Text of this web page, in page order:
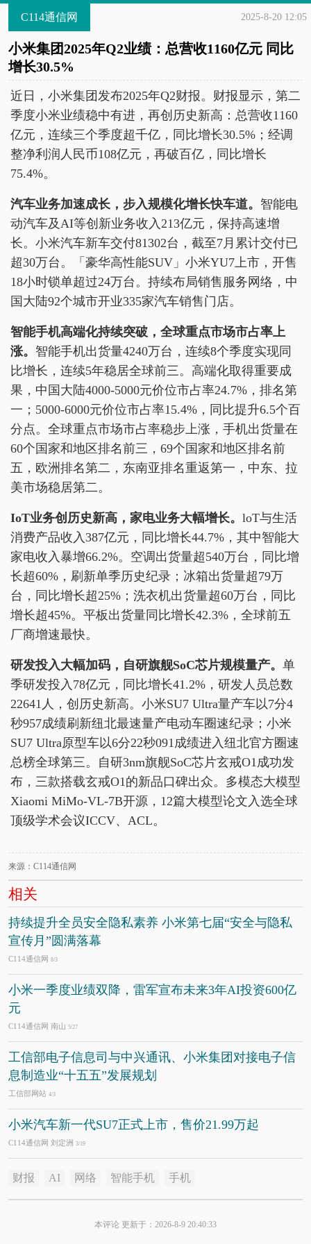
C114通信网 2025-8-20 12:05
小米集团2025年Q2业绩：总营收1160亿元 同比
增长30.5%
近日，小米集团发布2025年Q2财报。财报显示，第二
季度小米业绩稳中有进，再创历史新高：总营收1160
亿元，连续三个季度超千亿，同比增长30.5%；经调
整净利润人民币108亿元，再破百亿，同比增长
75.4%。
汽车业务加速成长，步入规模化增长快车道。 智能电
动汽车及AI等创新业务收入213亿元，保持高速增
长。小米汽车新车交付81302台，截至7月累计交付已
超30万台。「豪华高性能SUV」小米YU7上市，开售
18小时锁单超过24万台。持续布局销售服务网络，中
国大陆92个城市开业335家汽车销售门店。
智能手机高端化持续突破 ，全球重点市场市占率上
涨。 智能手机出货量4240万台，连续8个季度实现同
比增长，连续5年稳居全球前三。高端化取得重要成
果，中国大陆4000-5000元价位市占率24.7%，排名第
一；5000-6000元价位市占率15.4%，同比提升6.5个百
分点。全球重点市场市占率稳步上涨，手机出货量在
60个国家和地区排名前三，69个国家和地区排名前
五，欧洲排名第二，东南亚排名重返第一，中东、拉
美市场稳居第二。
IoT业务创历史新高，家电业务大幅增长。 loT与生活
消费产品收入387亿元，同比增长44.7%，其中智能大
家电收入暴增66.2%。空调出货量超540万台，同比增
长超60%，刷新单季历史纪录；冰箱出货量超79万
台，同比增长超25%；洗衣机出货量超60万台，同比
增长超45%。平板出货量同比增长42.3%，全球前五
厂商增速最快。
研发投入大幅加码，自研旗舰SoC芯片规模量产。 单
季研发投入78亿元，同比增长41.2%，研发人员总数
22641人，创历史新高。小米SU7 Ultra量产车以7分4
秒957成绩刷新纽北最速量产电动车圈速纪录；小米
SU7 Ultra原型车以6分22秒091成绩进入纽北官方圈速
总榜全球第三。自研3nm旗舰SoC芯片玄戒O1成功发
布，三款搭载玄戒O1的新品口碑出众。多模态大模型
Xiaomi MiMo-VL-7B开源，12篇大模型论文入选全球
顶级学术会议ICCV、ACL。
来源：C114通信网
相关
持续提升全员安全隐私素养 小米第七届“安全与隐私
宣传月”圆满落幕
C114通信网 8/3
小米一季度业绩双降，雷军宣布未来3年AI投资600亿
元
C114通信网 南山 5/27
工信部电子信息司与中兴通讯、小米集团对接电子信
息制造业“十五五”发展规划
工信部网站 4/3
小米汽车新一代SU7正式上市，售价21.99万起
C114通信网 刘定洲 3/19
财报 AI 网络 智能手机 手机
本评论 更新于：2026-8-9 20:40:33